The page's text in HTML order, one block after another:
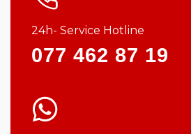
24h- Service Hotline
077 462 87 19